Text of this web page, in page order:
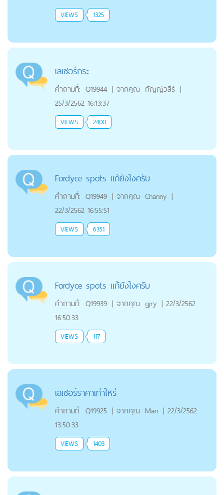
VIEWS 1325
เลเซอร์กระ
คำถามที่: Q19944 | จากคุณ กัญญ์วลีร์ |
25/3/2562 16:13:37
VIEWS 2400
Fordyce spots แก้ยังไงครับ
คำถามที่: Q19949 | จากคุณ Channy |
22/3/2562 16:55:51
VIEWS 6351
Fordyce spots แก้ยังไงครับ
คำถามที่: Q19939 | จากคุณ gjry | 22/3/2562
16:50:33
VIEWS 117
เลเซอร์ราคาเท่าไหร่
คำถามที่: Q19925 | จากคุณ Man | 22/3/2562
13:50:33
VIEWS 1403